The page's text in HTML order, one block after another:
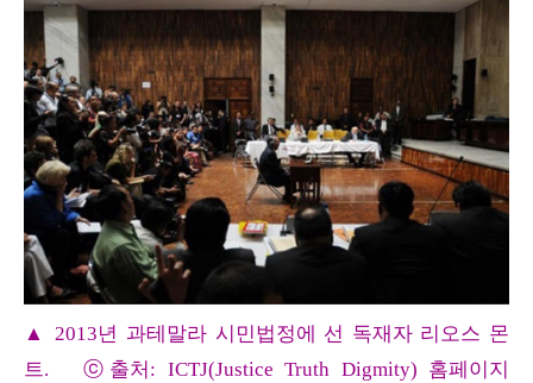
▲ 2013년 과테말라 시민법정에 선 독재자 리오스 몬
트. ⓒ출처: ICTJ(Justice Truth Digmity) 홈페이지